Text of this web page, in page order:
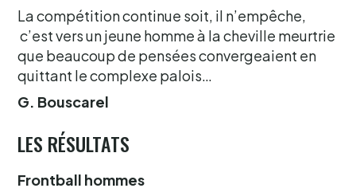
La compétition continue soit, il n’empêche,
c’est vers un jeune homme à la cheville meurtrie
que beaucoup de pensées convergeaient en
quittant le complexe palois…
G. Bouscarel
LES RÉSULTATS
Frontball hommes